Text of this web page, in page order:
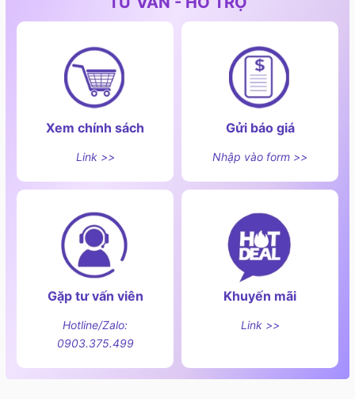
- Không dùng vật cứng chà xát
bọt biển mềm để vệ sinh.
Xem chính sách
Link >>
Gửi báo giá
Nhập vào form >>
Gặp tư vấn viên
Hotline/Zalo:
0903.375.499
Khuyến mãi
Link >>